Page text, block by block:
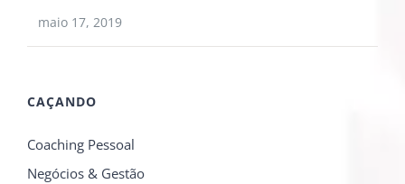
maio 17, 2019
CAÇANDO
Coaching Pessoal
Negócios & Gestão